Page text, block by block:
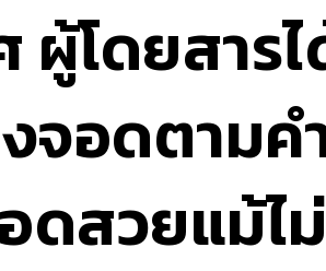
โดยสาร
จอดตามค
ดสวยแม้ไ